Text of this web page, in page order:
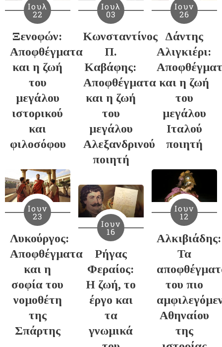
Ιουλ
22
Ξενοφών:
Αποφθέγματα
και η ζωή
του
μεγάλου
ιστορικού
και
φιλοσόφου
Ιουλ
03
Κωνσταντίνος
Π.
Καβάφης:
Αποφθέγματα
και η ζωή
του
μεγάλου
Αλεξανδρινού
ποιητή
Ιουν
26
Δάντης
Αλιγκιέρι:
και η ζωή
του
μεγάλου
Ιταλού
ποιητή
Ιουν
23
Λυκούργος:
Αποφθέγματα
και η
σοφία του
νομοθέτη
της
Σπάρτης
Ιουν
16
Ρήγας
Φεραίος:
Η ζωή, το
έργο και
τα
γνωμικά
Ιουν
12
Αλκιβιάδης:
Τα
του πιο
Αθηναίου
της